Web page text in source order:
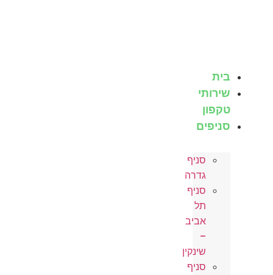
בית
שירותי
טקפון
סניפים
סניף
גדרה
סניף
תל
אביב
–
שינקין
סניף